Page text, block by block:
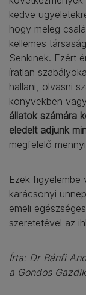
kedve
hogy meleg
kellemes
Senkinek. Ezért
íratlan
hallani, olvasni
könyvekben
állatok számára
eledelt adjunk
megfelelő
Ezek figyelembe
karácsonyi
emeli
szeretetével az
Írta: Dr Bánfi
a Gondos